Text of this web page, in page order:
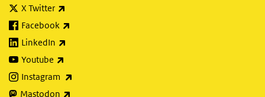
X Twitter
Facebook
LinkedIn
Youtube
Instagram
Mastodon